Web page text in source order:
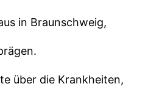
in Braunschweig,
über die Krankheiten,